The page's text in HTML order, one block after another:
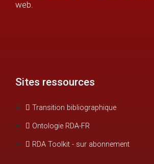
web.
Sites ressources
Transition bibliographique
Ontologie RDA-FR
RDA Toolkit - sur abonnement